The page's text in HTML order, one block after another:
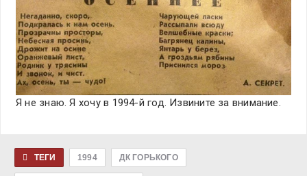
Я не знаю. Я хочу в 1994-й год. Извините за внимание.
ТЕГИ 1994 ДК ГОРЬКОГО